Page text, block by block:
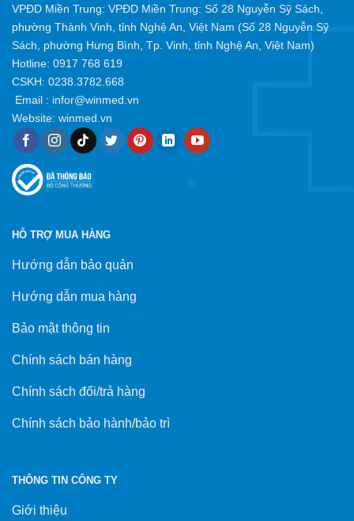
VPĐD Miền Trung: VPĐD Miền Trung: Số 28 Nguyễn Sỹ Sách,
phường Thành Vinh, tỉnh Nghệ An, Việt Nam (Số 28 Nguyễn Sỹ
Sách, phường Hưng Bình, Tp. Vinh, tỉnh Nghệ An, Việt Nam)
Hotline: 0917 768 619
CSKH: 0238.3782.668
Email : infor@winmed.vn
Website: winmed.vn
HỖ TRỢ MUA HÀNG
Hướng dẫn bảo quản
Hướng dẫn mua hàng
Bảo mật thông tin
Chính sách bán hàng
Chính sách đổi/trả hàng
Chính sách bảo hành/bảo trì
THÔNG TIN CÔNG TY
Giới thiệu